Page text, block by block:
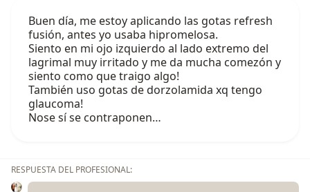
Buen día, me estoy aplicando las gotas refresh
fusión, antes yo usaba hipromelosa.
Siento en mi ojo izquierdo al lado extremo del
lagrimal muy irritado y me da mucha comezón y
siento como que traigo algo!
También uso gotas de dorzolamida xq tengo
glaucoma!
Nose sí se contraponen…
RESPUESTA DEL PROFESIONAL: